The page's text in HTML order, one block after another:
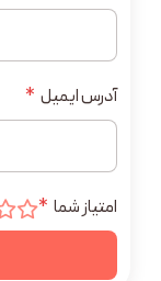
آدرس ایمیل *
امتیاز شما *